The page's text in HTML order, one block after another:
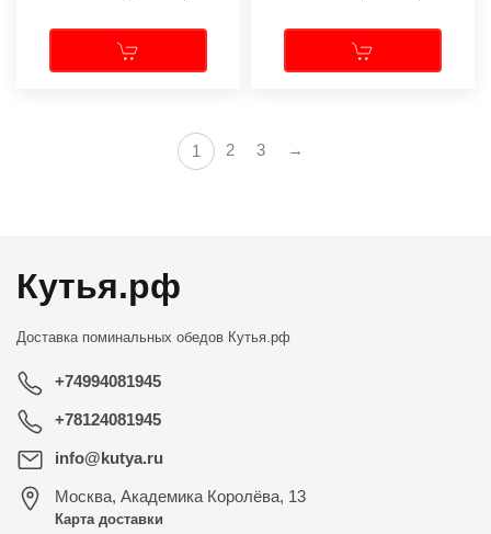
1 2 3 →
Кутья.рф
Доставка поминальных обедов Кутья.рф
+74994081945
+78124081945
info@kutya.ru
Москва, Академика Королёва, 13
Карта доставки